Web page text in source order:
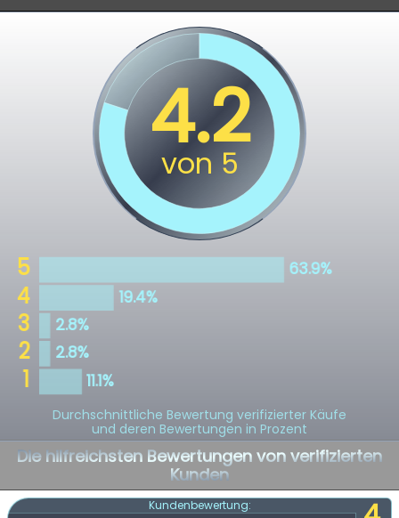
Durchschnittliche Bewertung verifizierter Käufe
und deren Bewertungen in Prozent
Die hilfreichsten Bewertungen von verifizierten
Kunden
Kundenbewertung: